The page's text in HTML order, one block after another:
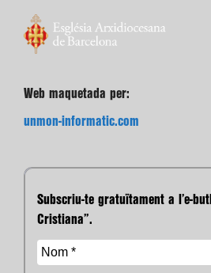
Web maquetada per:
unmon-informatic.com
Subscriu-te gratuïtament a l’e-
Cristiana”.